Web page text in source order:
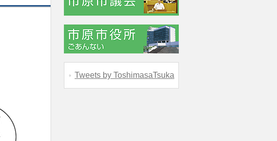
Tweets by ToshimasaTsuka